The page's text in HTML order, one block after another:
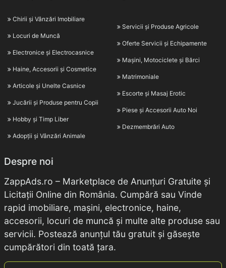
Chirii și Vânzări Imobiliare
Locuri de Muncă
Electronice și Electrocasnice
Haine, Accesorii și Cosmetice
Articole și Unelte Casnice
Jucării și Produse pentru Copii
Hobby și Timp Liber
Adopții și Vânzări Animale
Servicii și Produse Agricole
Oferte Servicii și Echipamente
Mașini, Motociclete și Bărci
Matrimoniale
Escorte și Masaj Erotic
Piese și Accesorii Auto Noi
Dezmembrări Auto
Despre noi
ZappAds.ro – Marketplace de Anunțuri Gratuite și
Licitații Online din România. Cumpără sau Vinde
rapid imobiliare, mașini, electronice, haine,
accesorii, locuri de muncă și multe alte produse sau
servicii. Postează anunțul tău gratuit și găsește
cumpărători din toată țara.